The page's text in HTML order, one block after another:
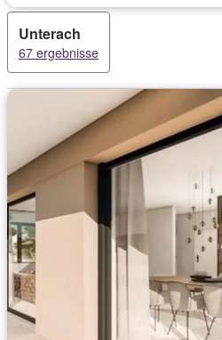
Unterach
67 ergebnisse